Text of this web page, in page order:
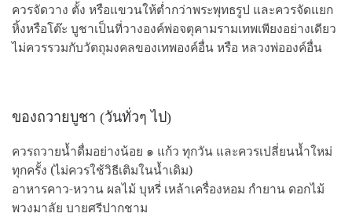
ควรจัดวาง ตั้ง หรือแขวนให้ต่ำกว่าพระพุทธรูป และควรจัดแยก
หิ้งหรือโต๊ะ บูชาเป็นที่วางองค์พ่อจตุคามรามเทพเพียงอย่างเดียว
ไม่ควรรวมกับวัตถุมงคลของเทพองค์อื่น หรือ หลวงพ่อองค์อื่น
ของถวายบูชา (วันทั่วๆ ไป)
ควรถวายน้ำดื่มอย่างน้อย ๑ แก้ว ทุกวัน และควรเปลี่ยนน้ำใหม่
ทุกครั้ง (ไม่ควรใช้วิธีเติมในน้ำเดิม)
อาหารคาว-หวาน ผลไม้ บุหรี่ เหล้าเครื่องหอม กำยาน ดอกไม้
พวงมาลัย บายศรีปากชาม